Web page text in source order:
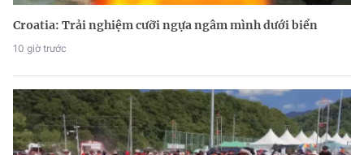
Croatia: Trải nghiệm cưỡi ngựa ngâm mình dưới biển
10 giờ trước